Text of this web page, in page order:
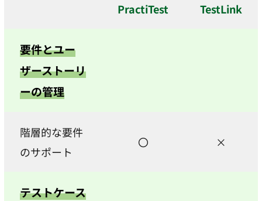
PractiTest TestLink
要件とユー
ザーストーリ
ーの管理
階層的な要件
のサポート
〇 ×
テストケース